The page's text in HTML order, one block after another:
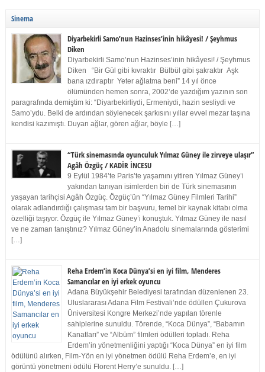
Sinema
Diyarbekirli Samo’nun Hazinses’inin hikâyesi! / Şeyhmus
Diken
Diyarbekirli Samo’nun Hazinses’inin hikâyesi! / Şeyhmus
Diken “Bir Gül gibi kıvraktır Bülbül gibi şakraktır Aşk
bana ızdıraptır Yeter ağlatma beni” 14 yıl önce
ölümünden hemen sonra, 2002’de yazdığım yazının son
paragrafında demiştim ki: “Diyarbekirliydi, Ermeniydi, hazin sesliydi ve
Samo’ydu. Belki de ardından söylenecek şarkısını yıllar evvel mezar taşına
kendisi kazımıştı. Duyan ağlar, gören ağlar, böyle […]
“Türk sinemasında oyunculuk Yılmaz Güney ile zirveye ulaşır”
Agâh Özgüç / KADİR İNCESU
9 Eylül 1984’te Paris’te yaşamını yitiren Yılmaz Güney’i
yakından tanıyan isimlerden biri de Türk sinemasının
yaşayan tarihçisi Agâh Özgüç. Özgüç’ün “Yılmaz Güney Filmleri Tarihi”
olarak adlandırdığı çalışması tam bir başvuru, temel bir kaynak kitabı olma
özelliği taşıyor. Özgüç ile Yılmaz Güney’i konuştuk. Yılmaz Güney ile nasıl
ve ne zaman tanıştınız? Yılmaz Güney’in Anadolu sinemalarında gösterimi
[…]
Reha Erdem’in Koca Dünya’si en iyi film, Menderes
Samancılar en iyi erkek oyuncu
Adana Büyükşehir Belediyesi tarafından düzenlenen 23.
Uluslararası Adana Film Festivali’nde ödüllen Çukurova
Üniversitesi Kongre Merkezi’nde yapılan törenle
sahiplerine sunuldu. Törende, “Koca Dünya”, “Babamın
Kanatları” ve “Albüm” filmleri ödülleri topladı. Reha
Erdem’in yönetmenliğini yaptığı “Koca Dünya” en iyi film
ödülünü alırken, Film-Yön en iyi yönetmen ödülü Reha Erdem’e, en iyi
görüntü yönetmeni ödülü Florent Herry’e sunuldu. […]